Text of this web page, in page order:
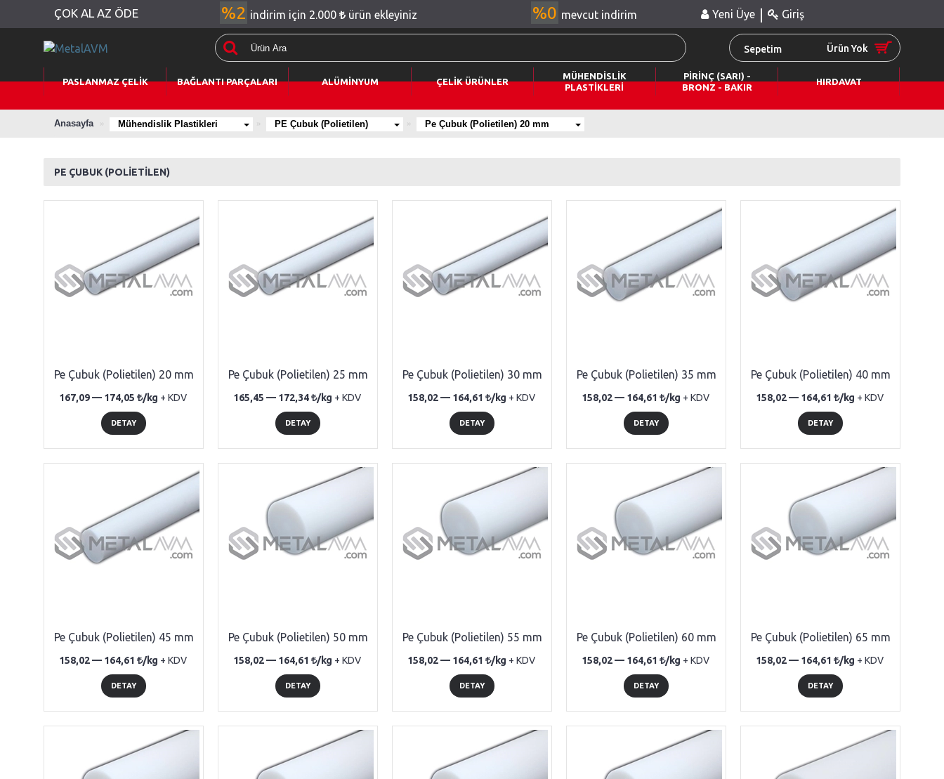
Yeni Üye | Giriş
ÇOK AL AZ ÖDE %2 indirim için 2.000 ürün ekleyiniz %0 mevcut indirim
Sepetim Ürün Yok
PASLANMAZ ÇELİK BAĞLANTI PARÇALARI ALÜMİNYUM ÇELİK ÜRÜNLER
MÜHENDİSLİK
PLASTİKLERİ
PİRİNÇ (SARI) -
BRONZ - BAKIR
HIRDAVAT
Anasayfa Mühendislik Plastikleri PE Çubuk (Polietilen) Pe Çubuk (Polietilen) 20 mm
PE ÇUBUK (POLİETİLEN)
Pe Çubuk (Polietilen) 20 mm
167,09 — 174,05 /kg + KDV
DETAY
Pe Çubuk (Polietilen) 25 mm
165,45 — 172,34 /kg + KDV
DETAY
Pe Çubuk (Polietilen) 30 mm
158,02 — 164,61 /kg + KDV
DETAY
Pe Çubuk (Polietilen) 35 mm
158,02 — 164,61 /kg + KDV
DETAY
Pe Çubuk (Polietilen) 40 mm
158,02 — 164,61 /kg + KDV
DETAY
Pe Çubuk (Polietilen) 45 mm
158,02 — 164,61 /kg + KDV
DETAY
Pe Çubuk (Polietilen) 50 mm
158,02 — 164,61 /kg + KDV
DETAY
Pe Çubuk (Polietilen) 55 mm
158,02 — 164,61 /kg + KDV
DETAY
Pe Çubuk (Polietilen) 60 mm
158,02 — 164,61 /kg + KDV
DETAY
Pe Çubuk (Polietilen) 65 mm
158,02 — 164,61 /kg + KDV
DETAY